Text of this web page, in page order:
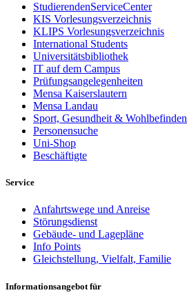
StudierendenServiceCenter
KIS Vorlesungsverzeichnis
KLIPS Vorlesungsverzeichnis
International Students
Universitätsbibliothek
IT auf dem Campus
Prüfungsangelegenheiten
Mensa Kaiserslautern
Mensa Landau
Sport, Gesundheit & Wohlbefinden
Personensuche
Uni-Shop
Beschäftigte
Service
Anfahrtswege und Anreise
Störungsdienst
Gebäude- und Lagepläne
Info Points
Gleichstellung, Vielfalt, Familie
Informationsangebot für